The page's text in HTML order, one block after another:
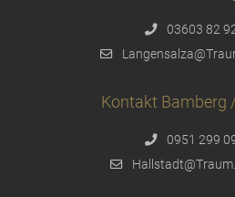
03603 82
Kontakt Bamberg
0951 299